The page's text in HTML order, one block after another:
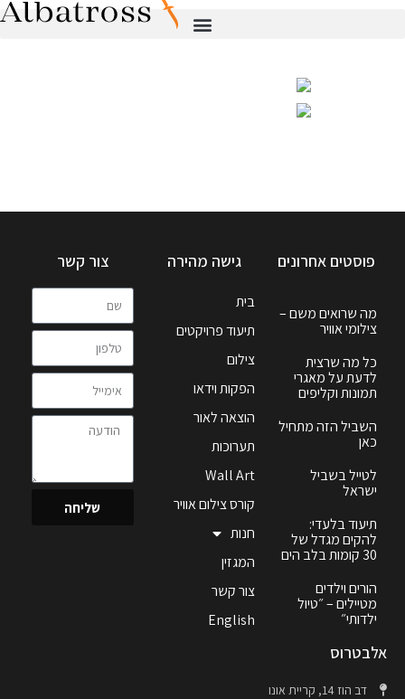
פוסטים אחרונים
מה שרואים משם –
צילומי אוויר
כל מה שרצית
לדעת על מאגרי
תמונות וקליפים
השביל הזה מתחיל
כאן
לטייל בשביל
ישראל
תיעוד בלעדי:
להקים מגדל של
30 קומות בלב הים
הורים וילדים
מטיילים – ״טיול
ילדותי״
גישה מהירה
בית
תיעוד פרויקטים
צילום
הפקות וידאו
הוצאה לאור
תערוכות
Wall Art
קורס צילום אוויר
חנות
המגזין
צור קשר
English
צור קשר
שליחה
אלבטרוס
דב הוז 14, קריית אונו